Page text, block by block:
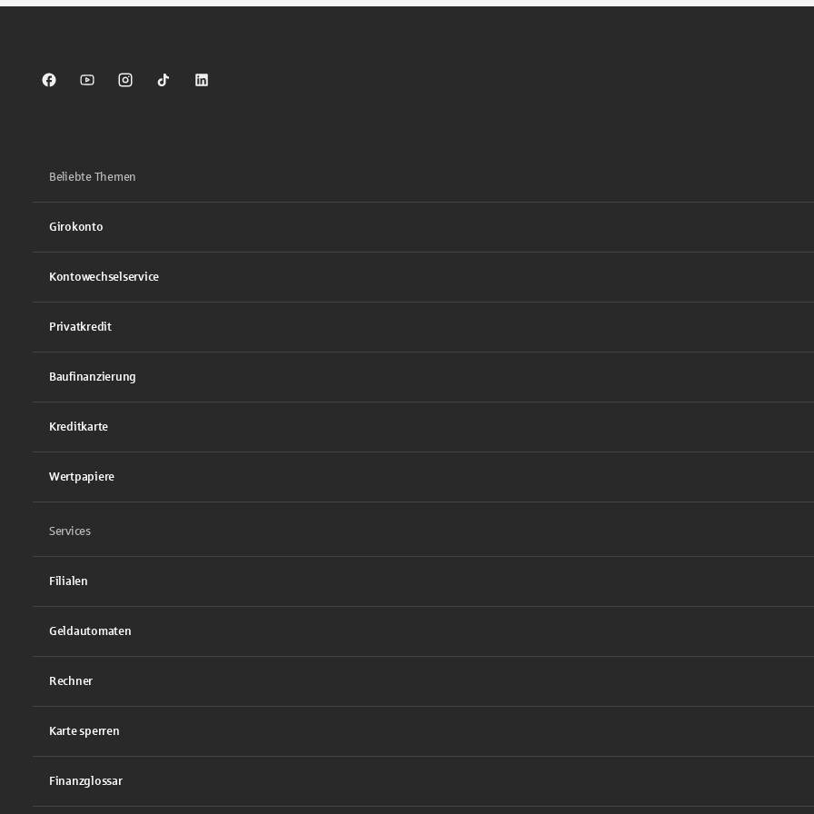
Sparkasse auf Facebook
Sparkasse auf Youtube
Sparkasse auf Instagram
Sparkasse auf TikTok
Sparkasse auf LinkedIn
Beliebte Themen
Girokonto
Kontowechselservice
Privatkredit
Baufinanzierung
Kreditkarte
Wertpapiere
Services
Filialen
Geldautomaten
Rechner
Karte sperren
Finanzglossar